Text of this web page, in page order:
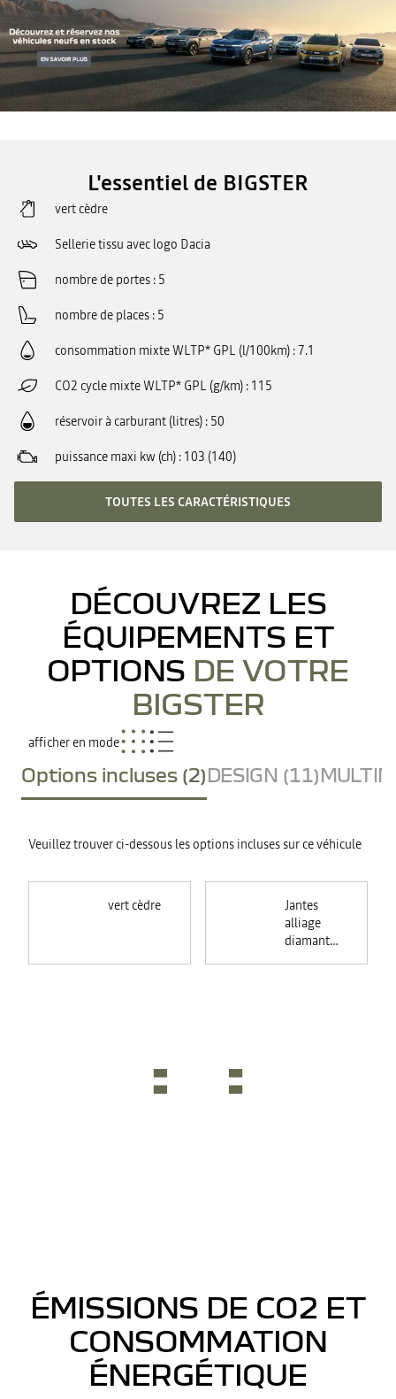
L'essentiel de BIGSTER
vert cèdre
Sellerie tissu avec logo Dacia
nombre de portes 5
nombre de places 5
consommation mixte WLTP* GPL (l/100km) 7.1
CO2 cycle mixte WLTP* GPL (g/km) 115
réservoir à carburant (litres) 50
puissance maxi kw (ch) 103 (140)
TOUTES LES CARACTÉRISTIQUES
DÉCOUVREZ LES
ÉQUIPEMENTS ET
OPTIONS DE VOTRE
BIGSTER
afficher en mode
Options incluses (2)DESIGN (11)
Veuillez trouver ci-dessous les options incluses sur ce véhicule
vert cèdre
Jantes
alliage
diamantées
ÉMISSIONS DE CO2 ET
CONSOMMATION
ÉNERGÉTIQUE